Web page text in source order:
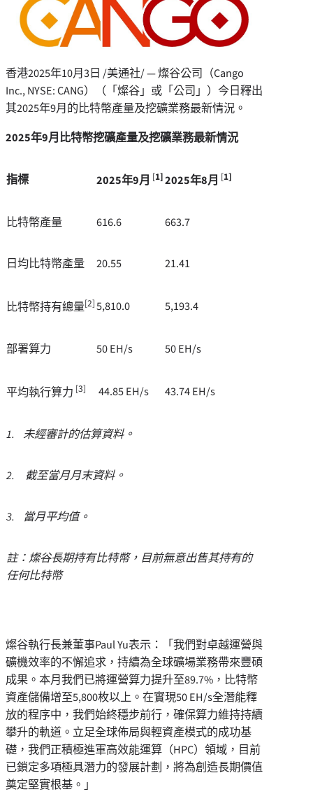
香港2025年10月3日 /美通社/ — 燦谷公司（Cango
Inc., NYSE: CANG）（「燦谷」或「公司」）今日釋出
其2025年9月的比特幣產量及挖礦業務最新情況。
2025年9月比特幣挖礦產量及挖礦業務最新情況
指標 2025年9月 [1]2025年8月 [1]
比特幣產量 616.6 663.7
日均比特幣產量 20.55 21.41
比特幣持有總量[2]5,810.0 5,193.4
部署算力 50 EH/s 50 EH/s
平均執行算力 [3] 44.85 EH/s 43.74 EH/s
1. 未經審計的估算資料。
2. 截至當月月末資料。
3. 當月平均值。
註：燦谷長期持有比特幣，目前無意出售其持有的
任何比特幣
燦谷執行長兼董事Paul Yu表示：「我們對卓越運營與
礦機效率的不懈追求，持續為全球礦場業務帶來豐碩
成果。本月我們已將運營算力提升至89.7%，比特幣
資產儲備增至5,800枚以上。在實現50 EH/s全潛能釋
放的程序中，我們始終穩步前行，確保算力維持持續
攀升的軌道。立足全球佈局與輕資產模式的成功基
礎，我們正積極進軍高效能運算（HPC）領域，目前
已鎖定多項極具潛力的發展計劃，將為創造長期價值
奠定堅實根基。」